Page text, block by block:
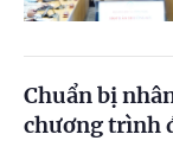
Chuẩn bị
chương trình